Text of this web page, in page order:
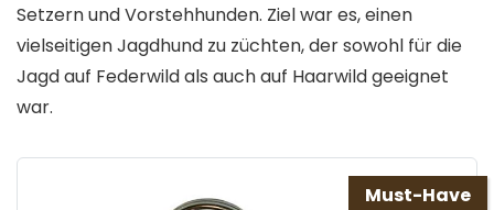
Setzern und Vorstehhunden. Ziel war es, einen
vielseitigen Jagdhund zu züchten, der sowohl für die
Jagd auf Federwild als auch auf Haarwild geeignet
war.
Must-Have